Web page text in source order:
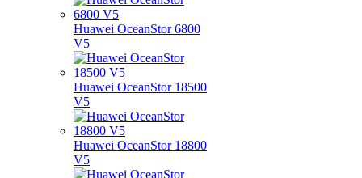
Huawei OceanStor 6800
V5
Huawei OceanStor 18500
V5
Huawei OceanStor 18800
V5